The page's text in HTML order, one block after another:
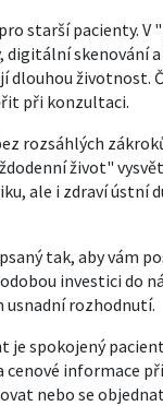
starší pacienty.
skenování
dlouhou životnost.
při konzultaci.
rozsáhlých
život"
ale i zdraví ústní
tak, aby vám
investici do
usnadní rozhodnutí.
je spokojený
informace
nebo se